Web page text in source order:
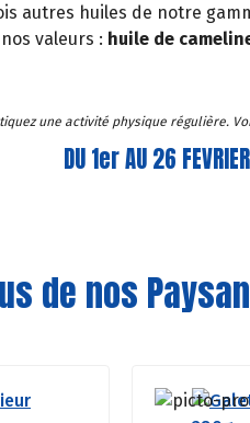
autres huiles de notre
valeurs : huile de
une activité physique régulière.
DU 1er AU 26
de nos